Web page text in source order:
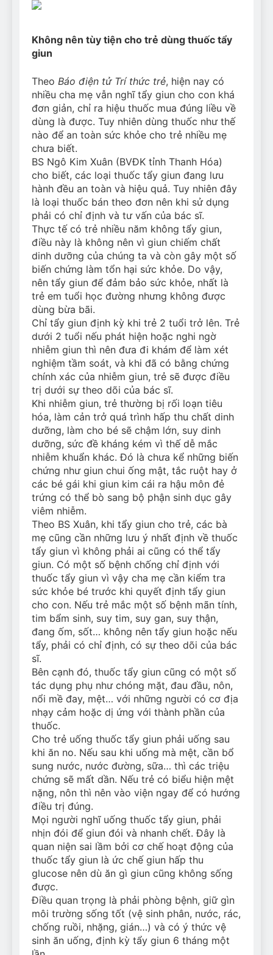
Không nên tùy tiện cho trẻ dùng thuốc tẩy
giun
Theo Báo điện tử Trí thức trẻ, hiện nay có
nhiều cha mẹ vẫn nghĩ tẩy giun cho con khá
đơn giản, chỉ ra hiệu thuốc mua đúng liều về
dùng là được. Tuy nhiên dùng thuốc như thế
nào để an toàn sức khỏe cho trẻ nhiều mẹ
chưa biết.
BS Ngô Kim Xuân (BVĐK tỉnh Thanh Hóa)
cho biết, các loại thuốc tẩy giun đang lưu
hành đều an toàn và hiệu quả. Tuy nhiên đây
là loại thuốc bán theo đơn nên khi sử dụng
phải có chỉ định và tư vấn của bác sĩ.
Thực tế có trẻ nhiều năm không tẩy giun,
điều này là không nên vì giun chiếm chất
dinh dưỡng của chúng ta và còn gây một số
biến chứng làm tổn hại sức khỏe. Do vậy,
nên tẩy giun để đảm bảo sức khỏe, nhất là
trẻ em tuổi học đường nhưng không được
dùng bừa bãi.
Chỉ tẩy giun định kỳ khi trẻ 2 tuổi trở lên. Trẻ
dưới 2 tuổi nếu phát hiện hoặc nghi ngờ
nhiễm giun thì nên đưa đi khám để làm xét
nghiệm tầm soát, và khi đã có bằng chứng
chính xác của nhiễm giun, trẻ sẽ được điều
trị dưới sự theo dõi của bác sĩ.
Khi nhiễm giun, trẻ thường bị rối loạn tiêu
hóa, làm cản trở quá trình hấp thu chất dinh
dưỡng, làm cho bé sẽ chậm lớn, suy dinh
dưỡng, sức đề kháng kém vì thế dễ mắc
nhiễm khuẩn khác. Đó là chưa kể những biến
chứng như giun chui ống mật, tắc ruột hay ở
các bé gái khi giun kim cái ra hậu môn đẻ
trứng có thể bò sang bộ phận sinh dục gây
viêm nhiễm.
Theo BS Xuân, khi tẩy giun cho trẻ, các bà
mẹ cũng cần những lưu ý nhất định về thuốc
tẩy giun vì không phải ai cũng có thể tẩy
giun. Có một số bệnh chống chỉ định với
thuốc tẩy giun vì vậy cha mẹ cần kiểm tra
sức khỏe bé trước khi quyết định tẩy giun
cho con. Nếu trẻ mắc một số bệnh mãn tính,
tim bẩm sinh, suy tim, suy gan, suy thận,
đang ốm, sốt… không nên tẩy giun hoặc nếu
tẩy, phải có chỉ định, có sự theo dõi của bác
sĩ.
Bên cạnh đó, thuốc tẩy giun cũng có một số
tác dụng phụ như chóng mặt, đau đầu, nôn,
nổi mề đay, mệt… với những người có cơ địa
nhạy cảm hoặc dị ứng với thành phần của
thuốc.
Cho trẻ uống thuốc tẩy giun phải uống sau
khi ăn no. Nếu sau khi uống mà mệt, cần bổ
sung nước, nước đường, sữa… thì các triệu
chứng sẽ mất dần. Nếu trẻ có biểu hiện mệt
nặng, nôn thì nên vào viện ngay để có hướng
điều trị đúng.
Mọi người nghĩ uống thuốc tẩy giun, phải
nhịn đói để giun đói và nhanh chết. Đây là
quan niện sai lầm bởi cơ chế hoạt động của
thuốc tẩy giun là ức chế giun hấp thu
glucose nên dù ăn gì giun cũng không sống
được.
Điều quan trọng là phải phòng bệnh, giữ gìn
môi trường sống tốt (vệ sinh phân, nước, rác,
chống ruồi, nhặng, gián…) và có ý thức vệ
sinh ăn uống, định kỳ tẩy giun 6 tháng một